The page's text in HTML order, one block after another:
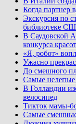
Когда партнер
Экскурсия по
библиотеке
В Саудовской
конкурса
«Я, робот»
Ужасно
До смешного
Самые
В Голландии
велосипед
Тикток мамы-
Самые